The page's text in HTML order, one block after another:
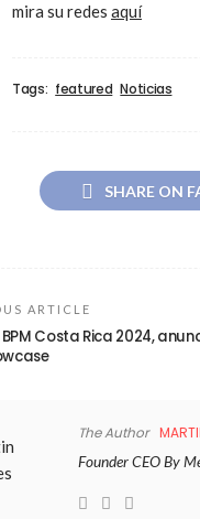
mira su redes aquí
Tags: featured Noticias
SHARE ON
ARTICLE
Costa Rica 2024,
The Author
Founder CEO By